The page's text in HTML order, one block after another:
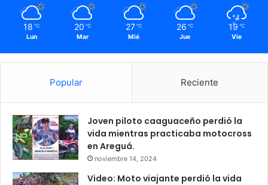
18 ℃
Lun
20 ℃
Mar
27 ℃
Mié
26 ℃
Jue
19 ℃
Vie
Popular Reciente
Joven piloto caaguaceño perdió la
vida mientras practicaba motocross
en Areguá.
noviembre 14, 2024
Video: Moto viajante perdió la vida